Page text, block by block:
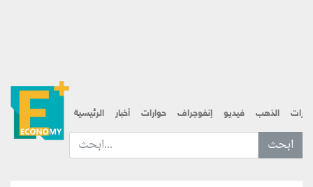
الرئيسية أخبار حوارات إنفوجراف فيديو الذهب
ابحث عن... :